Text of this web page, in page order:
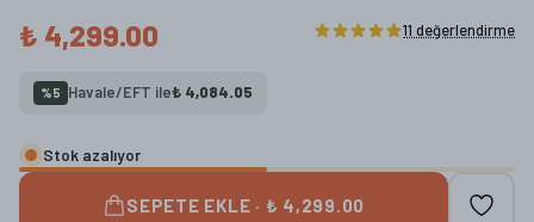
₺ 4,299.00
11 değerlendirme
%5 Havale/EFT ile₺ 4,084.05
Stok azalıyor
SEPETE EKLE · ₺ 4,299.00